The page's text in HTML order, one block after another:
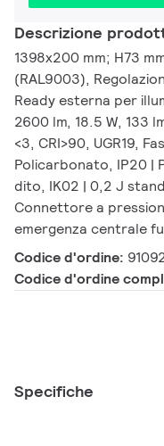
Descrizione
1398x200 mm; H73
(RAL9003),
Ready esterna per
2600 lm, 18.5 W, 133
<3, CRI>90, UGR19,
Policarbonato, IP20
dito, IK02 | 0,2 J
Connettore a
emergenza centrale
Codice d'ordine:
Codice d'ordine
Specifiche